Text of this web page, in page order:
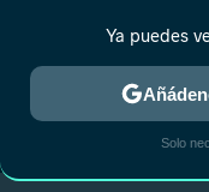
MENÚ
ESTRENOS
Ya puedes
Solo